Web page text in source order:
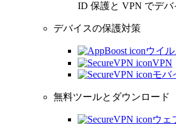
ID 保護と VPN でデバ
デバイスの保護対策
ウイ
VPN
モバ
無料ツールとダウンロード
ウェ